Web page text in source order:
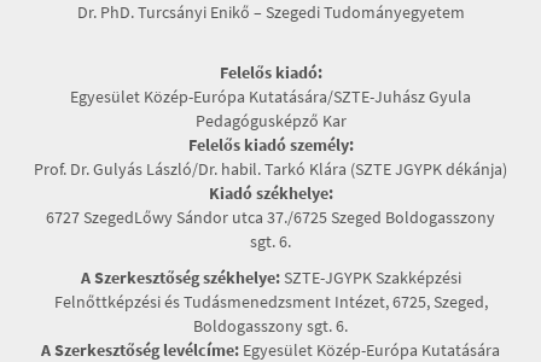
Dr. PhD. Turcsányi Enikő – Szegedi Tudományegyetem
Felelős kiadó:
Egyesület Közép-Európa Kutatására/SZTE-Juhász Gyula
Pedagógusképző Kar
Felelős kiadó személy:
Prof. Dr. Gulyás László/Dr. habil. Tarkó Klára (SZTE JGYPK dékánja)
Kiadó székhelye:
6727 SzegedLőwy Sándor utca 37./6725 Szeged Boldogasszony
sgt. 6.
A Szerkesztőség székhelye:SZTE-JGYPK Szakképzési
Felnőttképzési és Tudásmenedzsment Intézet, 6725, Szeged,
Boldogasszony sgt. 6.
A Szerkesztőség levélcíme: Egyesület Közép-Európa Kutatására